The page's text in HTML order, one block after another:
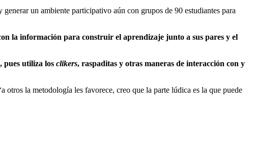
un ambiente participativo aún con grupos de 90 estudiantes para
la información para construir el aprendizaje junto a sus pares y el
pues utiliza los clikers, raspaditas y otras maneras de interacción con y
otros la metodología les favorece, creo que la parte lúdica es la que puede